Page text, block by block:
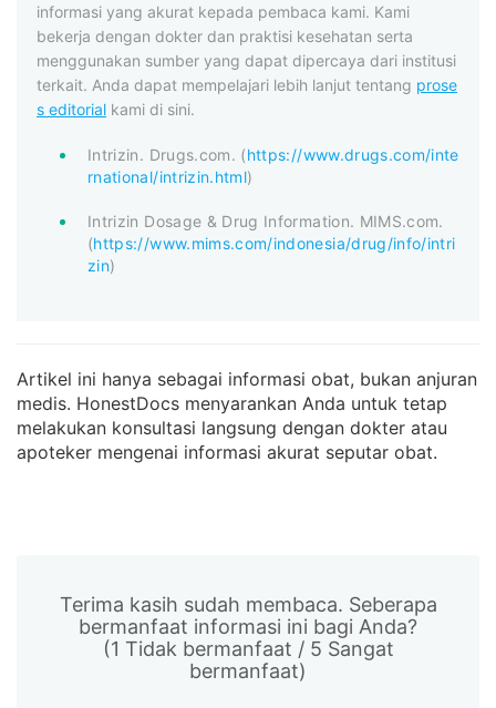
informasi yang akurat kepada pembaca kami. Kami
bekerja dengan dokter dan praktisi kesehatan serta
menggunakan sumber yang dapat dipercaya dari institusi
terkait. Anda dapat mempelajari lebih lanjut tentang prose
s editorial kami di sini.
Intrizin. Drugs.com. (https://www.drugs.com/inte
rnational/intrizin.html)
Intrizin Dosage & Drug Information. MIMS.com.
(https://www.mims.com/indonesia/drug/info/intri
zin)
Artikel ini hanya sebagai informasi obat, bukan anjuran
medis. HonestDocs menyarankan Anda untuk tetap
melakukan konsultasi langsung dengan dokter atau
apoteker mengenai informasi akurat seputar obat.
Terima kasih sudah membaca. Seberapa
bermanfaat informasi ini bagi Anda?
(1 Tidak bermanfaat / 5 Sangat
bermanfaat)